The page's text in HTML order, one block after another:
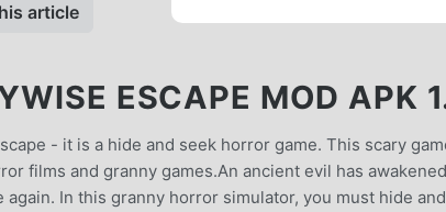
article
ESCAPE MOD APK
- it is a hide and seek horror game. This scary
films and granny games.An ancient evil has
again. In this granny horror simulator, you must hide